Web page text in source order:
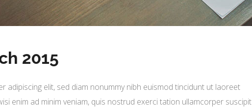
2015
adipiscing elit, sed diam nonummy nibh euismod tincidunt ut laoreet
enim ad minim veniam, quis nostrud exerci tation ullamcorper suscipit